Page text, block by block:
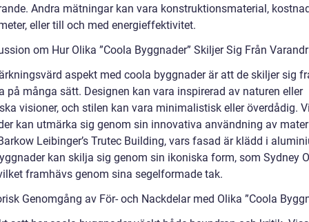
Andra mätningar kan vara konstruktionsmaterial,
eller till och med energieffektivitet.
om Hur Olika ”Coola Byggnader” Skiljer Sig Från
aspekt med coola byggnader är att de skiljer sig
på många sätt. Designen kan vara inspirerad av naturen eller
visioner, och stilen kan vara minimalistisk eller överdådig.
kan utmärka sig genom sin innovativa användning av
Leibinger’s Trutec Building, vars fasad är klädd i
kan skilja sig genom sin ikoniska form, som Sydney
framhävs genom sina segelformade tak.
Genomgång av För- och Nackdelar med Olika ”Coola